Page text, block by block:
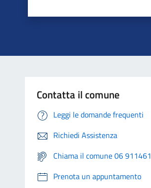
Contatta il comune
Leggi le domande frequenti
Richiedi Assistenza
Chiama il comune 06 911461
Prenota un appuntamento